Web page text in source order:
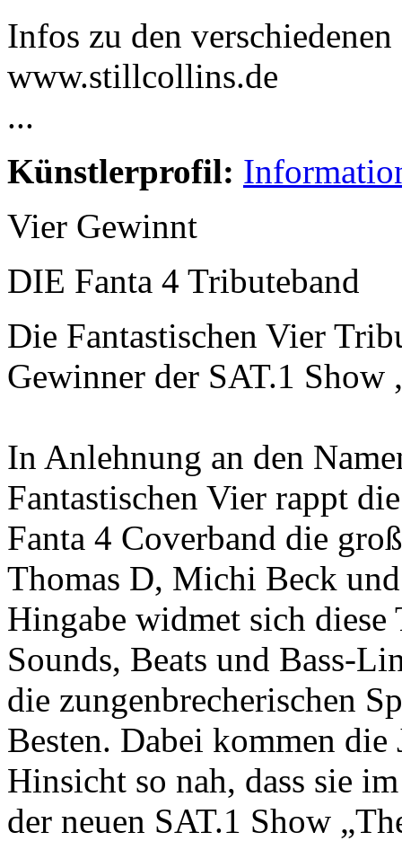
Infos zu den
www.stillcollins.de
...
Künstlerprofil:
Vier Gewinnt
DIE Fanta 4 Tributeband
Die Fantastischen Vier
Gewinner der SAT.1 Show
In Anlehnung an den
Fantastischen Vier rappt
Fanta 4 Coverband die
Thomas D, Michi Beck
Hingabe widmet sich
Sounds, Beats und Bass-
die zungenbrecherischen
Besten. Dabei kommen die
Hinsicht so nah, dass sie
der neuen SAT.1 Show